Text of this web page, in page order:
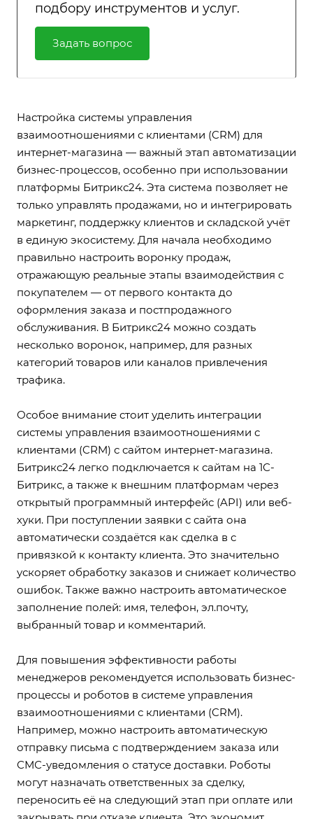
подбору инструментов и услуг.
Задать вопрос
Настройка системы управления
взаимоотношениями с клиентами (CRM) для
интернет-магазина — важный этап автоматизации
бизнес-процессов, особенно при использовании
платформы Битрикс24. Эта система позволяет не
только управлять продажами, но и интегрировать
маркетинг, поддержку клиентов и складской учёт
в единую экосистему. Для начала необходимо
правильно настроить воронку продаж,
отражающую реальные этапы взаимодействия с
покупателем — от первого контакта до
оформления заказа и постпродажного
обслуживания. В Битрикс24 можно создать
несколько воронок, например, для разных
категорий товаров или каналов привлечения
трафика.
Особое внимание стоит уделить интеграции
системы управления взаимоотношениями с
клиентами (CRM) с сайтом интернет-магазина.
Битрикс24 легко подключается к сайтам на 1С-
Битрикс, а также к внешним платформам через
открытый программный интерфейс (API) или веб-
хуки. При поступлении заявки с сайта она
автоматически создаётся как сделка в с
привязкой к контакту клиента. Это значительно
ускоряет обработку заказов и снижает количество
ошибок. Также важно настроить автоматическое
заполнение полей: имя, телефон, эл.почту,
выбранный товар и комментарий.
Для повышения эффективности работы
менеджеров рекомендуется использовать бизнес-
процессы и роботов в системе управления
взаимоотношениями с клиентами (CRM).
Например, можно настроить автоматическую
отправку письма с подтверждением заказа или
СМС-уведомления о статусе доставки. Роботы
могут назначать ответственных за сделку,
переносить её на следующий этап при оплате или